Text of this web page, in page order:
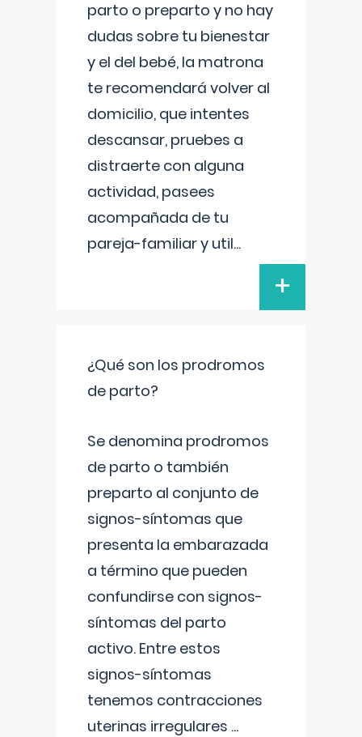
parto o preparto y no hay
dudas sobre tu bienestar
y el del bebé, la matrona
te recomendará volver al
domicilio, que intentes
descansar, pruebes a
distraerte con alguna
actividad, pasees
acompañada de tu
pareja-familiar y util...
+
¿Qué son los prodromos
de parto?
Se denomina prodromos
de parto o también
preparto al conjunto de
signos-síntomas que
presenta la embarazada
a término que pueden
confundirse con signos-
síntomas del parto
activo. Entre estos
signos-síntomas
tenemos contracciones
uterinas irregulares ...